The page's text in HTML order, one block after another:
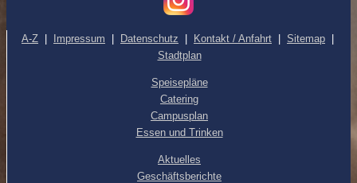
A-Z Impressum Datenschutz Kontakt / Anfahrt Sitemap
Stadtplan
Speisepläne
Catering
Campusplan
Essen und Trinken
Aktuelles
Geschäftsberichte